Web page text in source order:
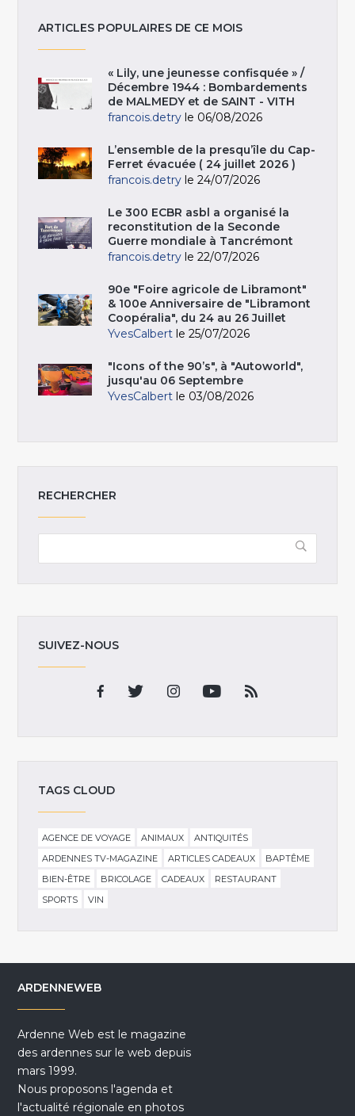
ARTICLES POPULAIRES DE CE MOIS
« Lily, une jeunesse confisquée » /
Décembre 1944 : Bombardements
de MALMEDY et de SAINT - VITH
francois.detry le 06/08/2026
L’ensemble de la presqu’île du Cap-
Ferret évacuée ( 24 juillet 2026 )
francois.detry le 24/07/2026
Le 300 ECBR asbl a organisé la
reconstitution de la Seconde
Guerre mondiale à Tancrémont
francois.detry le 22/07/2026
90e "Foire agricole de Libramont"
& 100e Anniversaire de "Libramont
Coopéralia", du 24 au 26 Juillet
YvesCalbert le 25/07/2026
"Icons of the 90’s", à "Autoworld",
jusqu'au 06 Septembre
YvesCalbert le 03/08/2026
RECHERCHER
SUIVEZ-NOUS
TAGS CLOUD
AGENCE DE VOYAGE ANIMAUX
ANTIQUITÉS
ARDENNES TV-MAGAZINE
ARTICLES CADEAUX
BAPTÊME
BIEN-ÊTRE
BRICOLAGE CADEAUX
RESTAURANT
SPORTS
VIN
ARDENNEWEB
Ardenne Web est le magazine
des ardennes sur le web depuis
mars 1999.
Nous proposons l'agenda et
l'actualité régionale en photos